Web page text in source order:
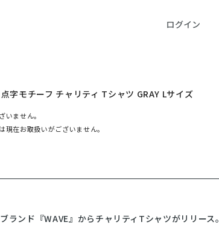
ログイン
字モチーフ チャリティ Tシャツ GRAY Lサイズ
いません。
現在お取扱いがございません。
ランド『WAVE』からチャリティTシャツがリリース。